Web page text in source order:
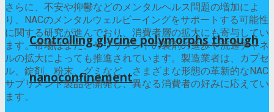
Controlling glycine polymorphs through
nanoconfinement
さらに、不安や抑鬱などのメンタルヘルス問題の増加によ
り、NACのメンタルウェルビーイングをサポートする可能性
に関する研究が進んでおり、消費者層の拡大にも寄与してい
ます。市場はまた、サプリメントの製剤の進歩や流通チャネ
ルの拡大によっても推進されています。製造業者は、カプセ
ル、錠剤、粉末、グミなど、さまざまな形態の革新的なNAC
サプリメント製品を開発し、異なる消費者の好みに応えてい
ます。